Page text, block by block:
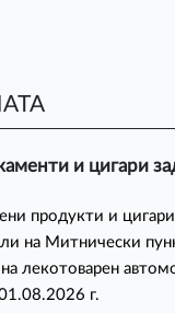
и цигари
продукти и
на Митнически
лекотоварен
г.